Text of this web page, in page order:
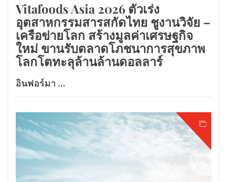
Vitafoods Asia 2026 ตัวเร่ง
อุตสาหกรรมสารสกัดไทย ชูงานวิจัย –
เครือข่ายโลก สร้างมูลค่าเศรษฐกิจ
ใหม่ ขานรับตลาดโภชนาการสุขภาพ
โลกโตทะลุล้านล้านดอลลาร์
อินฟอร์มา ...